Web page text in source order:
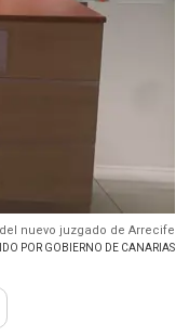
nuevo juzgado de Arrecife
POR GOBIERNO DE CANARIAS